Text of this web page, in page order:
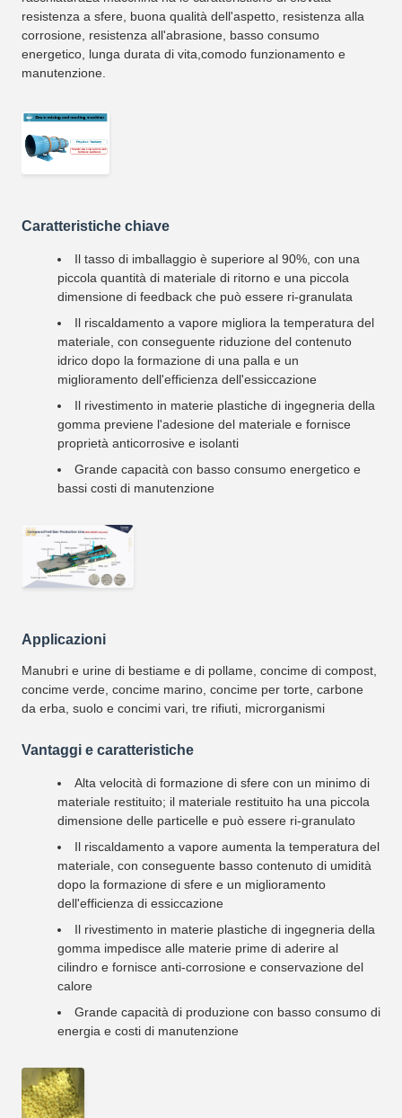
resistenza a sfere, buona qualità dell'aspetto, resistenza alla
corrosione, resistenza all'abrasione, basso consumo
energetico, lunga durata di vita,comodo funzionamento e
manutenzione.
Caratteristiche chiave
Il tasso di imballaggio è superiore al 90%, con una
piccola quantità di materiale di ritorno e una piccola
dimensione di feedback che può essere ri-granulata
Il riscaldamento a vapore migliora la temperatura del
materiale, con conseguente riduzione del contenuto
idrico dopo la formazione di una palla e un
miglioramento dell'efficienza dell'essiccazione
Il rivestimento in materie plastiche di ingegneria della
gomma previene l'adesione del materiale e fornisce
proprietà anticorrosive e isolanti
Grande capacità con basso consumo energetico e
bassi costi di manutenzione
Applicazioni
Manubri e urine di bestiame e di pollame, concime di compost,
concime verde, concime marino, concime per torte, carbone
da erba, suolo e concimi vari, tre rifiuti, microrganismi
Vantaggi e caratteristiche
Alta velocità di formazione di sfere con un minimo di
materiale restituito; il materiale restituito ha una piccola
dimensione delle particelle e può essere ri-granulato
Il riscaldamento a vapore aumenta la temperatura del
materiale, con conseguente basso contenuto di umidità
dopo la formazione di sfere e un miglioramento
dell'efficienza di essiccazione
Il rivestimento in materie plastiche di ingegneria della
gomma impedisce alle materie prime di aderire al
cilindro e fornisce anti-corrosione e conservazione del
calore
Grande capacità di produzione con basso consumo di
energia e costi di manutenzione